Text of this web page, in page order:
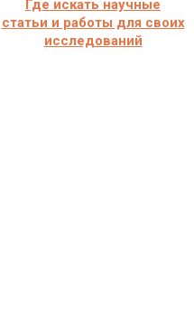
Где искать научные
статьи и работы для своих
исследований